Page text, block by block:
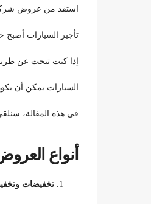
استفد من عروض
تأجير السيارات أصبح
إذا كنت تبحث عن
السيارات يمكن أن يكون
في هذه المقالة،
أنواع
تخفيضات